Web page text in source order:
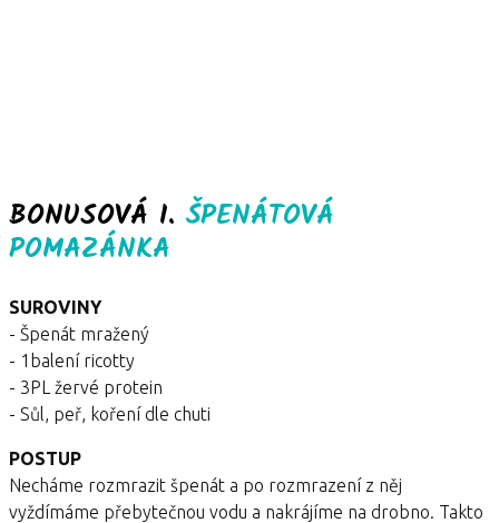
BONUSOVÁ I. ŠPENÁTOVÁ
POMAZÁNKA
SUROVINY
- Špenát mražený
- 1balení ricotty
- 3PL žervé protein
- Sůl, peř, koření dle chuti
POSTUP
Necháme rozmrazit špenát a po rozmrazení z něj
vyždímáme přebytečnou vodu a nakrájíme na drobno. Takto